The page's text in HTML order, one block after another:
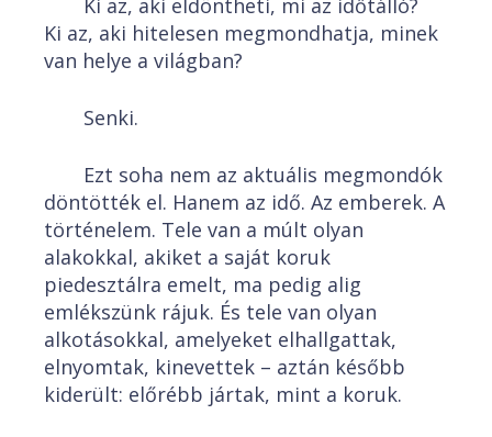
Ki az, aki eldöntheti, mi az időtálló?
Ki az, aki hitelesen megmondhatja, minek
van helye a világban?
Senki.
Ezt soha nem az aktuális megmondók
döntötték el. Hanem az idő. Az emberek. A
történelem. Tele van a múlt olyan
alakokkal, akiket a saját koruk
piedesztálra emelt, ma pedig alig
emlékszünk rájuk. És tele van olyan
alkotásokkal, amelyeket elhallgattak,
elnyomtak, kinevettek – aztán később
kiderült: előrébb jártak, mint a koruk.